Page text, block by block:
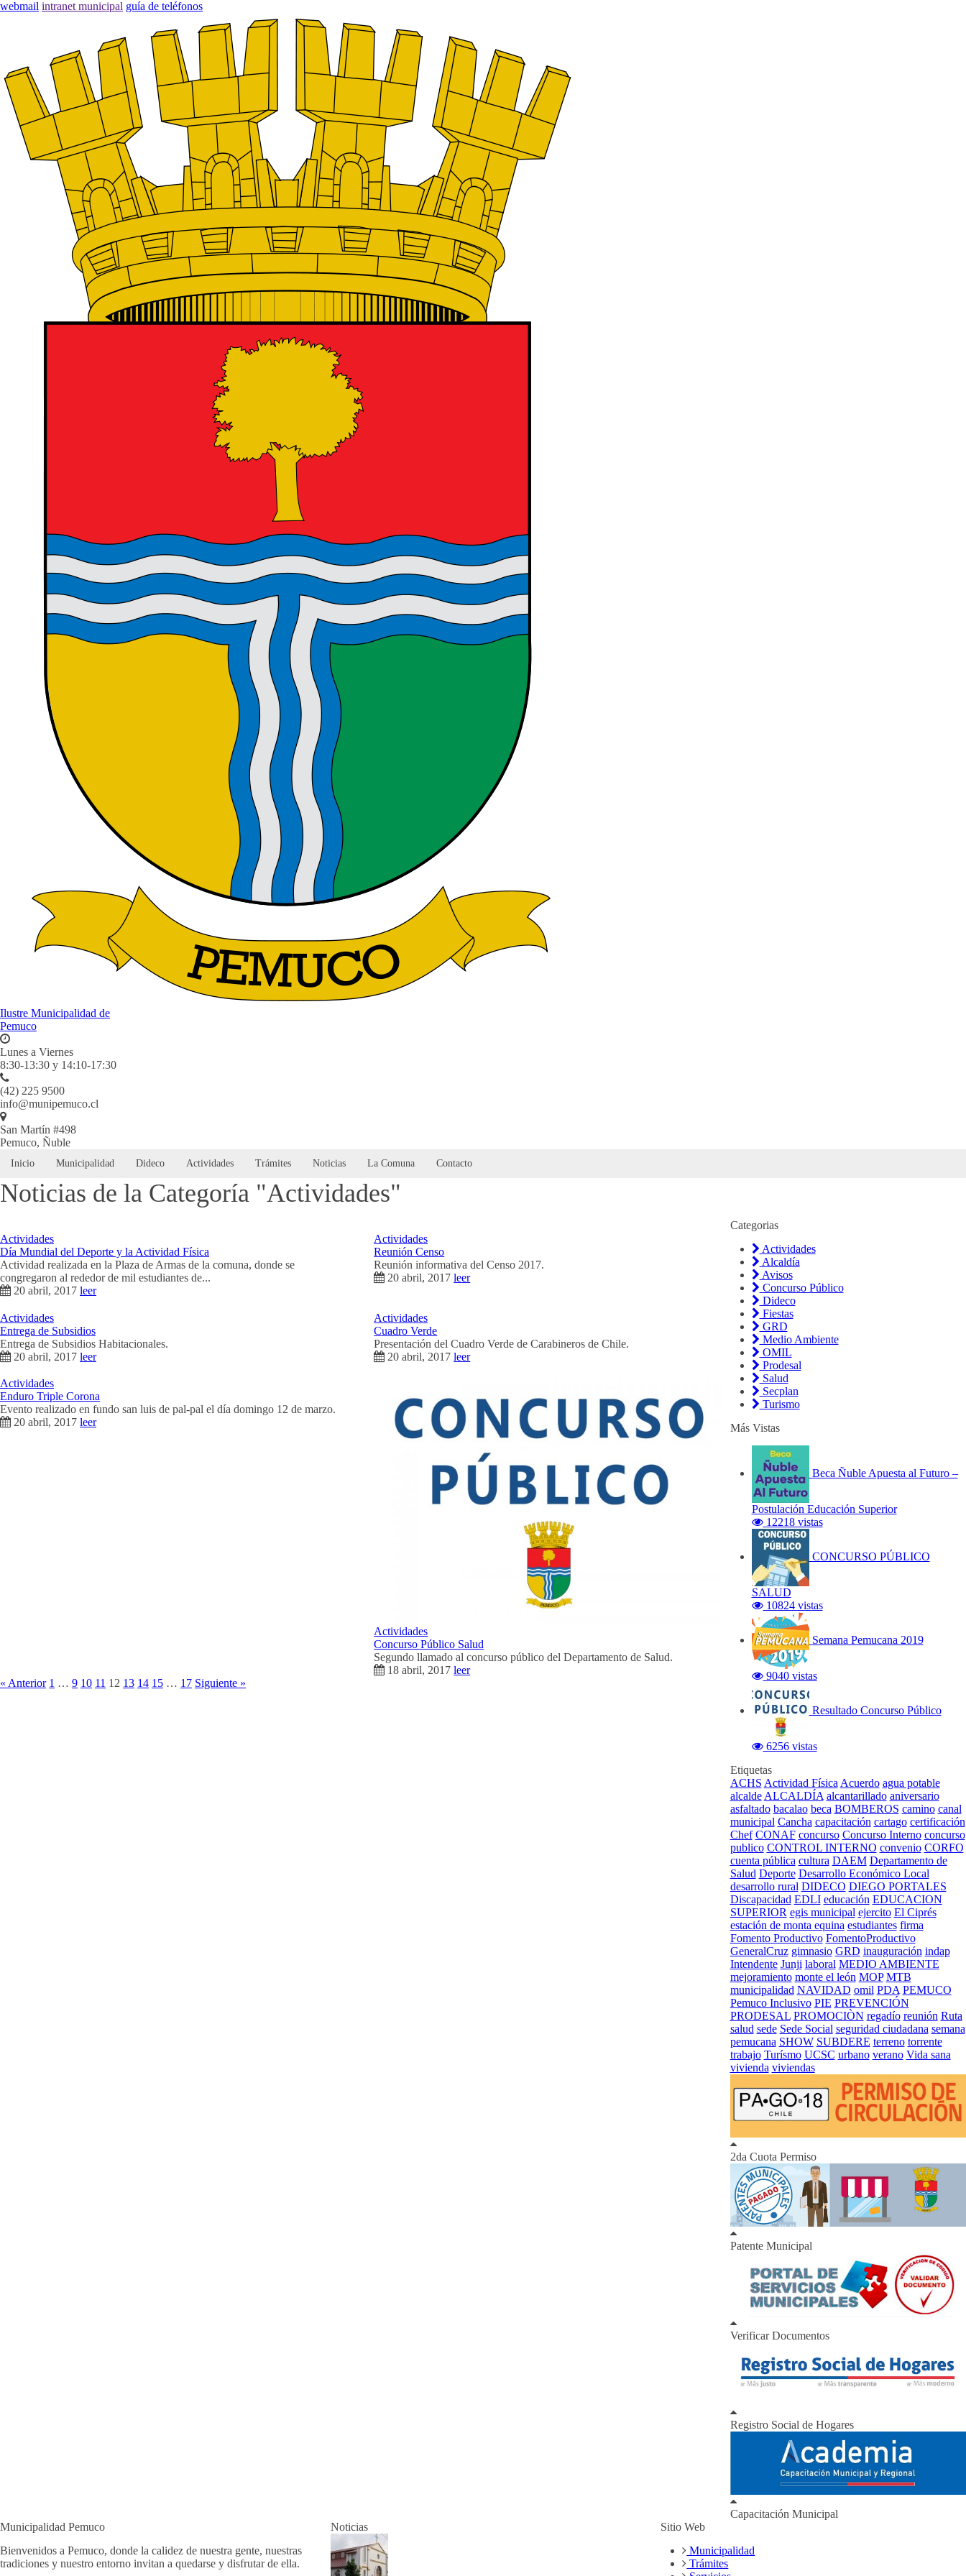
webmail intranet municipal guía de teléfonos
Ilustre Municipalidad de
Pemuco
Lunes a Viernes
8:30-13:30 y 14:10-17:30
(42) 225 9500
info@munipemuco.cl
San Martín #498
Pemuco, Ñuble
Inicio Municipalidad Dideco Actividades Trámites Noticias La Comuna Contacto
Noticias de la Categoría "Actividades"
Actividades
Día Mundial del Deporte y la Actividad Física
Actividad realizada en la Plaza de Armas de la comuna, donde se
congregaron al rededor de mil estudiantes de...
20 abril, 2017 leer
Actividades
Reunión Censo
Reunión informativa del Censo 2017.
20 abril, 2017 leer
Actividades
Entrega de Subsidios
Entrega de Subsidios Habitacionales.
20 abril, 2017 leer
Actividades
Cuadro Verde
Presentación del Cuadro Verde de Carabineros de Chile.
20 abril, 2017 leer
Actividades
Enduro Triple Corona
Evento realizado en fundo san luis de pal-pal el día domingo 12 de marzo.
20 abril, 2017 leer
Actividades
Concurso Público Salud
Segundo llamado al concurso público del Departamento de Salud.
18 abril, 2017 leer
« Anterior 1 … 9 10 11 12 13 14 15 … 17 Siguiente »
Categorias
Actividades
Alcaldía
Avisos
Concurso Público
Dideco
Fiestas
GRD
Medio Ambiente
OMIL
Prodesal
Salud
Secplan
Turismo
Más Vistas
Beca Ñuble Apuesta al Futuro –
Postulación Educación Superior
12218 vistas
CONCURSO PÚBLICO
SALUD
10824 vistas
Semana Pemucana 2019
9040 vistas
Resultado Concurso Público
6256 vistas
Etiquetas
ACHS Actividad Física Acuerdo agua potable
alcalde ALCALDÍA alcantarillado aniversario
asfaltado bacalao beca BOMBEROS camino canal
municipal Cancha capacitación cartago certificación
Chef CONAF concurso Concurso Interno concurso
publico CONTROL INTERNO convenio CORFO
cuenta pública cultura DAEM Departamento de
Salud Deporte Desarrollo Económico Local
desarrollo rural DIDECO DIEGO PORTALES
Discapacidad EDLI educación EDUCACION
SUPERIOR egis municipal ejercito El Ciprés
estación de monta equina estudiantes firma
Fomento Productivo FomentoProductivo
GeneralCruz gimnasio GRD inauguración indap
Intendente Junji laboral MEDIO AMBIENTE
mejoramiento monte el león MOP MTB
municipalidad NAVIDAD omil PDA PEMUCO
Pemuco Inclusivo PIE PREVENCIÓN
PRODESAL PROMOCIÒN regadío reunión Ruta
salud sede Sede Social seguridad ciudadana semana
pemucana SHOW SUBDERE terreno torrente
trabajo Turísmo UCSC urbano verano Vida sana
vivienda viviendas
2da Cuota Permiso
Patente Municipal
Verificar Documentos
Registro Social de Hogares
Capacitación Municipal
Municipalidad Pemuco
Bienvenidos a Pemuco, donde la calidez de nuestra gente, nuestras
tradiciones y nuestro entorno invitan a quedarse y disfrutar de ella.
Noticias
Sitio Web
Municipalidad
Trámites